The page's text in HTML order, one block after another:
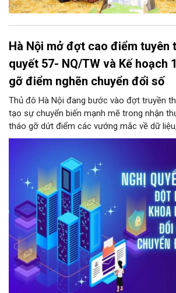
Hà Nội mở đợt cao điểm tuyên
quyết 57- NQ/TW và Kế hoạch
gỡ điểm nghẽn chuyển đổi số
Thủ đô Hà Nội đang bước vào đợt truyền
tạo sự chuyển biến mạnh mẽ trong nhận
tháo gỡ dứt điểm các vướng mắc về dữ
nghệ trong hệ thống chính trị.